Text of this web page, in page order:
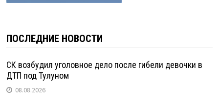
ПОСЛЕДНИЕ НОВОСТИ
СК возбудил уголовное дело после гибели девочки в
ДТП под Тулуном
08.08.2026